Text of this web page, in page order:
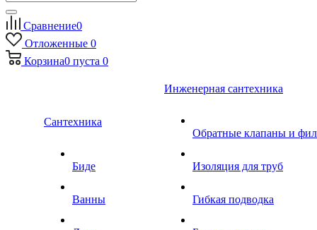
Сравнение0
Отложенные 0
Корзина0 пуста 0
Сантехника
Биде
Ванны
Инженерная сантехника
Обратные клапаны и
Изоляция для труб
Гибкая подводка